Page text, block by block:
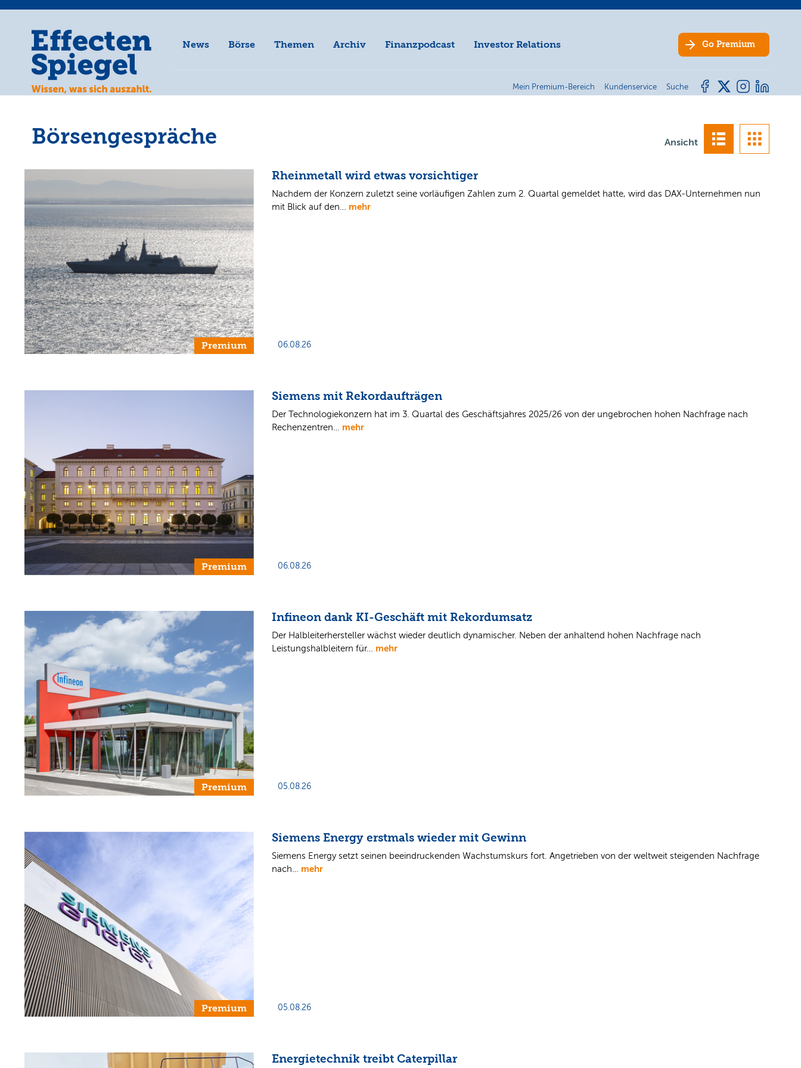
News Börse Themen Archiv Finanzpodcast Investor Relations Go Premium
Mein Premium-Bereich Kundenservice Suche
Börsengespräche Ansicht
Premium
Rheinmetall wird etwas vorsichtiger
Nachdem der Konzern zuletzt seine vorläufigen Zahlen zum 2. Quartal gemeldet hatte, wird das DAX-Unternehmen nun
mit Blick auf den… mehr
06.08.26
Premium
Siemens mit Rekordaufträgen
Der Technologiekonzern hat im 3. Quartal des Geschäftsjahres 2025/26 von der ungebrochen hohen Nachfrage nach
Rechenzentren… mehr
06.08.26
Premium
Infineon dank KI-Geschäft mit Rekordumsatz
Der Halbleiterhersteller wächst wieder deutlich dynamischer. Neben der anhaltend hohen Nachfrage nach
Leistungshalbleitern für… mehr
05.08.26
Premium
Siemens Energy erstmals wieder mit Gewinn
Siemens Energy setzt seinen beeindruckenden Wachstumskurs fort. Angetrieben von der weltweit steigenden Nachfrage
nach… mehr
05.08.26
Energietechnik treibt Caterpillar